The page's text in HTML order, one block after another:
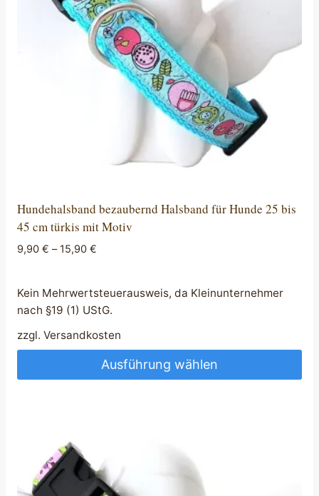
Hundehalsband bezaubernd Halsband für Hunde 25 bis
45 cm türkis mit Motiv
9,90 € –15,90 €
Kein Mehrwertsteuerausweis, da Kleinunternehmer
nach §19 (1) UStG.
zzgl. Versandkosten
Ausführung wählen
mehrere
Varianten
auf.